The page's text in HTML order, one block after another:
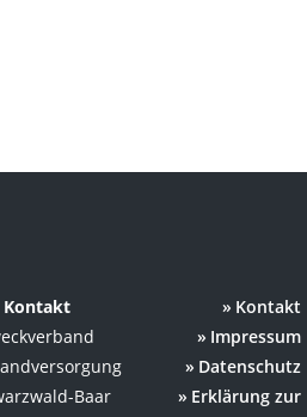
Kontakt
Baar
Kontakt
Impressum
Datenschutz
Erklärung zur